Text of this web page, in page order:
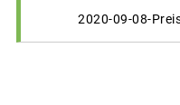
2020-09-08-